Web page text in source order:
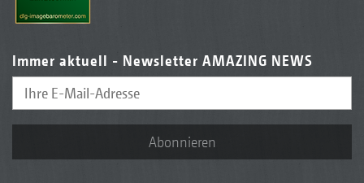
Immer aktuell - Newsletter AMAZING NEWS
Abonnieren